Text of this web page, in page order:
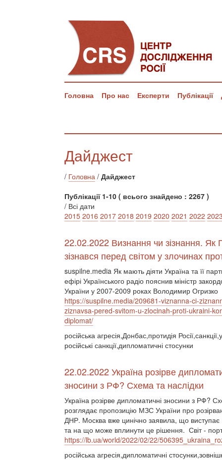
Головна Про нас Експерти Публікації
Дайджест
/ Головна / Дайджест
Публікації 1-10 ( всього знайдено : 2267 )
/ Всі дати
2015 2016 2017 2018 2019 2020 2021 2022
22.02.2022 Визнання чи зізнання. Як
зізнався перед світом у злочинах
suspilne.media Як мають діяти Україна та її
ефірі Українського радіо пояснив міністр
України у 2007-2009 роках Володимир Огризко
https://suspilne.media/209681-viznanna-ci-
ziznavsa-pered-svitom-u-zlocinah-proti-ukraini-
diplomat/
російська агресія,Донбас,протидія
російські санкції,дипломатичні стосунки
22.02.2022 Україна розірве
зносини з РФ? Схема та наслідки
Україна розірве дипломатичні зносини з РФ?
розглядає пропозицію МЗС України про
ДНР. Москва вже цинічно заявила, що виступає
та на що може вплинути це рішення. Світ -
https://lb.ua/world/2022/02/22/
російська агресія,дипломатичні